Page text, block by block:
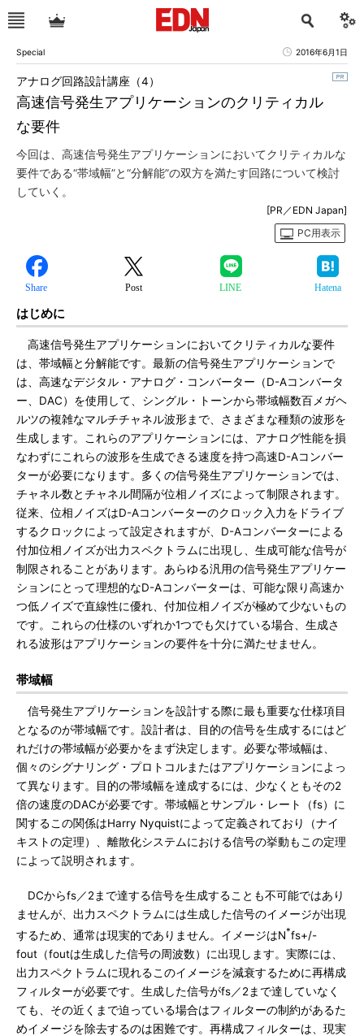
Special 2016年6月1日
高速信号発生アプリケーションのクリティカル
な要件
アナログ回路設計講座（4）
今回は、高速信号発生アプリケーションにおいてクリティカルな
要件である“帯域幅”と“分解能”の双方を満たす回路について検討
していく。
[PR／EDN Japan]
PC用表示
Share Post LINE Hatena
はじめに
高速信号発生アプリケーションにおいてクリティカルな要件
は、帯域幅と分解能です。最新の信号発生アプリケーションで
は、高速なデジタル・アナログ・コンバーター（D-Aコンバータ
ー、DAC）を使用して、シングル・トーンから帯域幅数百メガヘ
ルツの複雑なマルチチャネル波形まで、さまざまな種類の波形を
生成します。これらのアプリケーションには、アナログ性能を損
なわずにこれらの波形を生成できる速度を持つ高速D-Aコンバー
ターが必要になります。多くの信号発生アプリケーションでは、
チャネル数とチャネル間隔が位相ノイズによって制限されます。
従来、位相ノイズはD-Aコンバーターのクロック入力をドライブ
するクロックによって設定されますが、D-Aコンバーターによる
付加位相ノイズが出力スペクトラムに出現し、生成可能な信号が
制限されることがあります。あらゆる汎用の信号発生アプリケー
ションにとって理想的なD-Aコンバーターは、可能な限り高速か
つ低ノイズで直線性に優れ、付加位相ノイズが極めて少ないもの
です。これらの仕様のいずれか1つでも欠けている場合、生成さ
れる波形はアプリケーションの要件を十分に満たせません。
帯域幅
信号発生アプリケーションを設計する際に最も重要な仕様項目
となるのが帯域幅です。設計者は、目的の信号を生成するにはど
れだけの帯域幅が必要かをまず決定します。必要な帯域幅は、
個々のシグナリング・プロトコルまたはアプリケーションによっ
て異なります。目的の帯域幅を達成するには、少なくともその2
倍の速度のDACが必要です。帯域幅とサンプル・レート（fs）に
関するこの関係はHarry Nyquistによって定義されており（ナイ
キストの定理）、離散化システムにおける信号の挙動もこの定理
によって説明されます。
DCからfs／2まで達する信号を生成することも不可能ではあり
ませんが、出力スペクトラムには生成した信号のイメージが出現
するため、通常は現実的でありません。イメージはN*fs+/-
fout（foutは生成した信号の周波数）に出現します。実際には、
出力スペクトラムに現れるこのイメージを減衰するために再構成
フィルターが必要です。生成した信号がfs／2まで達していなく
ても、その近くまで迫っている場合はフィルターの制約があるた
めイメージを除去するのは困難です。再構成フィルターは、現実